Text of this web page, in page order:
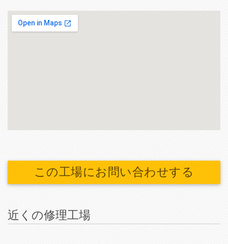
この工場にお問い合わせする
近くの修理工場